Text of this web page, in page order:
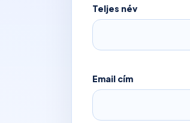
Teljes név
Email cím